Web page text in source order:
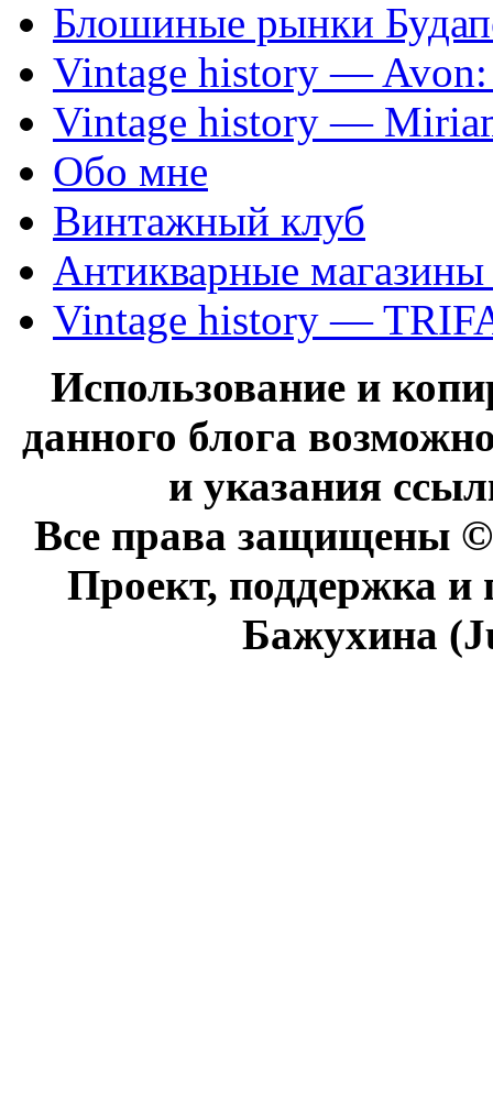
Блошиные рынки
Vintage history —
Vintage history —
Обо мне
Винтажный клуб
Антикварные
Vintage history —
Использование и
данного блога
и указания
Все права защищены
Проект, поддержка
Бажухина